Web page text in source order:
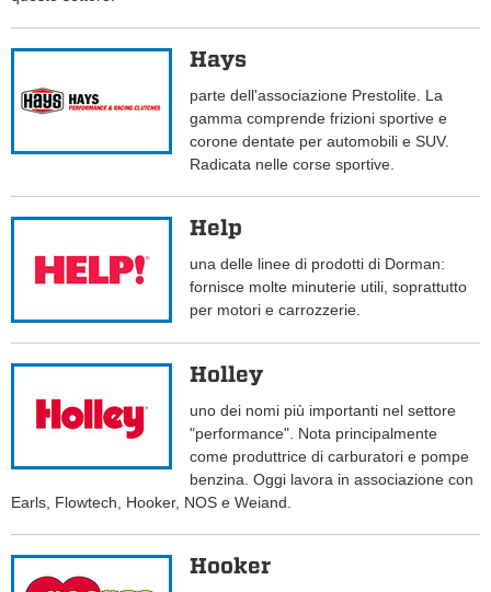
Hays
parte dell'associazione Prestolite. La
gamma comprende frizioni sportive e
corone dentate per automobili e SUV.
Radicata nelle corse sportive.
Help
una delle linee di prodotti di Dorman:
fornisce molte minuterie utili, soprattutto
per motori e carrozzerie.
Holley
uno dei nomi più importanti nel settore
"performance". Nota principalmente
come produttrice di carburatori e pompe
benzina. Oggi lavora in associazione con
Earls, Flowtech, Hooker, NOS e Weiand.
Hooker